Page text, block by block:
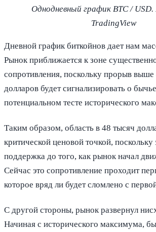
Однодневный график BTC /
TradingView
Дневной график биткойнов дает нам
Рынок приближается к зоне
сопротивления, поскольку прорыв выше
долларов будет сигнализировать о
потенциальном тесте исторического
Таким образом, область в 48 тысяч
критической ценовой точкой, поскольку
поддержка до того, как рынок начал
Сейчас это сопротивление проходит
которое вряд ли будет сломлено с
С другой стороны, рынок развернул
Начиная с исторического максимума,